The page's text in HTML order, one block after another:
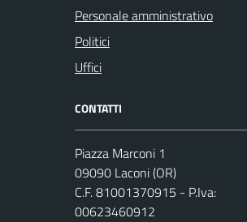
Personale amministrativo
Politici
Uffici
CONTATTI
Piazza Marconi 1
09090 Laconi (OR)
C.F. 81001370915 - P.Iva:
00623460912